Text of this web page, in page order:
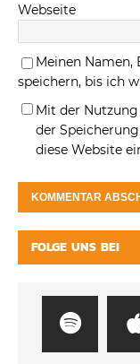
Webseite
Meinen Namen,
speichern, bis ich
Mit der
der
diese Website
FOLGE UNS BEI